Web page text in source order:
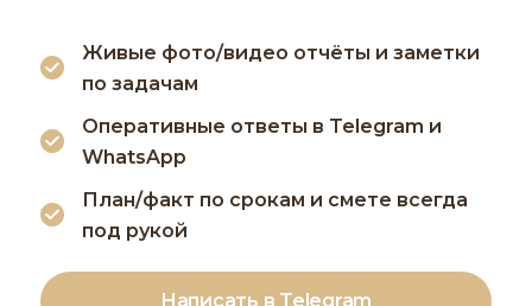
Живые фото/видео отчёты и заметки
по задачам
Оперативные ответы в Telegram и
WhatsApp
План/факт по срокам и смете всегда
под рукой
Написать в Telegram